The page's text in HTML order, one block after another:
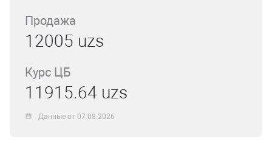
Продажа
12005 uzs
Курс ЦБ
11915.64 uzs
Данные от 07.08.2026